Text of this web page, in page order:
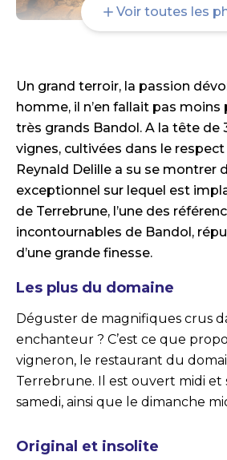
Voir toutes les
Un grand terroir, la passion
homme, il n’en fallait pas
très grands Bandol. A la tête de
vignes, cultivées dans le
Reynald Delille a su se montrer
exceptionnel sur lequel est
de Terrebrune, l’une des
incontournables de Bandol,
d’une grande finesse.
Les plus du domaine
Déguster de magnifiques crus
enchanteur ? C’est ce que
vigneron, le restaurant du
Terrebrune. Il est ouvert midi et
samedi, ainsi que le dimanche
Original et insolite